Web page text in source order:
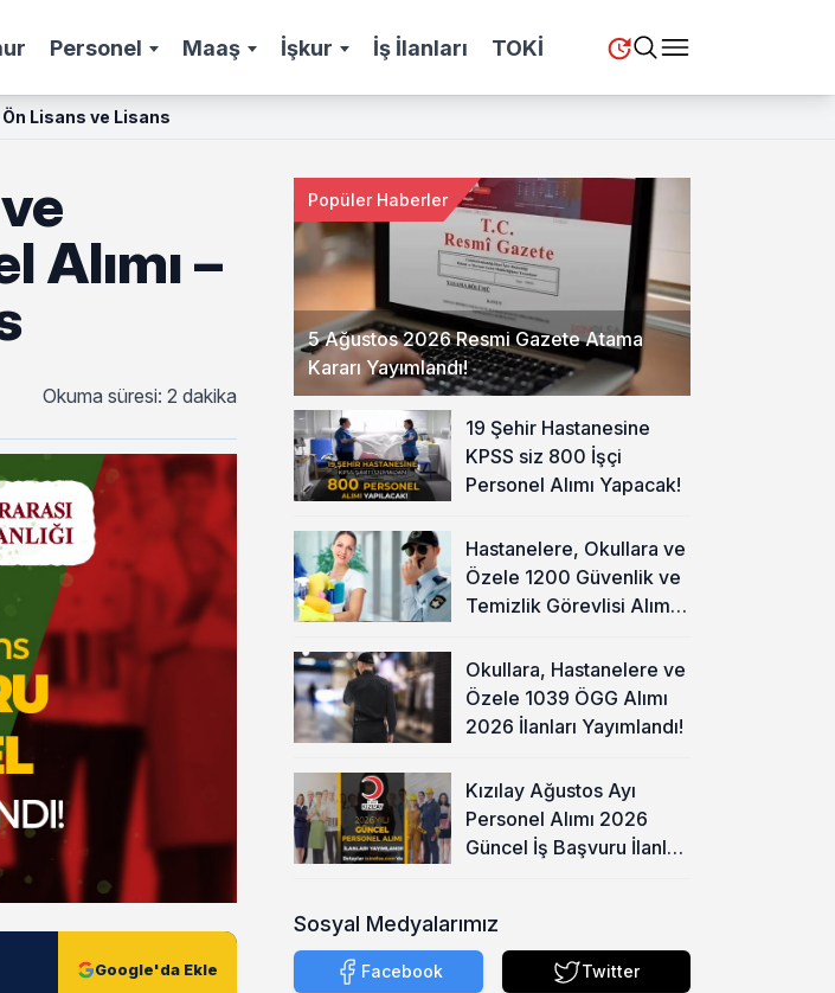
Personel Maaş İşkur İş İlanları TOKİ
Lisans ve Lisans
Alımı –
Okuma süresi: 2 dakika
Google'da Ekle
5 Ağustos 2026 Resmi Gazete Atama
Kararı Yayımlandı!
Popüler Haberler
19 Şehir Hastanesine
KPSS siz 800 İşçi
Personel Alımı Yapacak!
Hastanelere, Okullara ve
Özele 1200 Güvenlik ve
Temizlik Görevlisi Alımı
Okullara, Hastanelere ve
Özele 1039 ÖGG Alımı
2026 İlanları Yayımlandı!
Kızılay Ağustos Ayı
Personel Alımı 2026
Güncel İş Başvuru İlanları
Sosyal Medyalarımız
Facebook Twitter